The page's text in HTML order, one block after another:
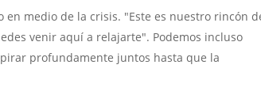
medio de la crisis. "Este es nuestro rincón
venir aquí a relajarte". Podemos incluso
profundamente juntos hasta que la